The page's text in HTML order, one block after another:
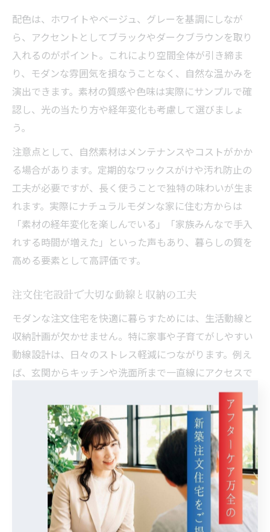
配色は、ホワイトやベージュ、グレーを基調にしなが
ら、アクセントとしてブラックやダークブラウンを取り
入れるのがポイント。これにより空間全体が引き締ま
り、モダンな雰囲気を損なうことなく、自然な温かみを
演出できます。素材の質感や色味は実際にサンプルで確
認し、光の当たり方や経年変化も考慮して選びましょ
う。
注意点として、自然素材はメンテナンスやコストがかか
る場合があります。定期的なワックスがけや汚れ防止の
工夫が必要ですが、長く使うことで独特の味わいが生ま
れます。実際にナチュラルモダンな家に住む方からは
「素材の経年変化を楽しんでいる」「家族みんなで手入
れする時間が増えた」といった声もあり、暮らしの質を
高める要素として高評価です。
注文住宅設計で大切な動線と収納の工夫
モダンな注文住宅を快適に暮らすためには、生活動線と
収納計画が欠かせません。特に家事や子育てがしやすい
動線設計は、日々のストレス軽減につながります。例え
ば、玄関からキッチンや洗面所まで一直線にアクセスで
きる間取りや、家族の動きに合わせた回遊動線が代表的
収納については、見せる収納と隠す収納を使い分けるの
がポイント。リビングには造作の棚や壁面収納を設け
て、生活感を抑えつつお気に入りの雑貨をディスプレイ
できます。キッチンや洗面所にはパントリーやリネン庫
を設置し、日用品のストックや掃除用具を効率的に管理
できるよう工夫しましょう。